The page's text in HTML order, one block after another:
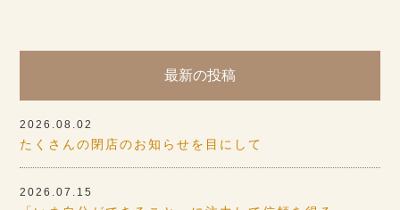
最新の投稿
2026.08.02
たくさんの閉店のお知らせを目にして
2026.07.15